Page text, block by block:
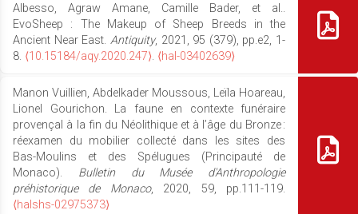
Albesso, Agraw Amane, Camille Bader, et al..
EvoSheep : The Makeup of Sheep Breeds in the
Ancient Near East. Antiquity, 2021, 95 (379), pp.e2, 1-
8. ⟨10.15184/aqy.2020.247⟩. ⟨hal-03402639⟩
Manon Vuillien, Abdelkader Moussous, Leïla Hoareau,
Lionel Gourichon. La faune en contexte funéraire
provençal à la fin du Néolithique et à l’âge du Bronze :
réexamen du mobilier collecté dans les sites des
Bas-Moulins et des Spélugues (Principauté de
Monaco). Bulletin du Musée d'Anthropologie
préhistorique de Monaco, 2020, 59, pp.111-119.
⟨halshs-02975373⟩